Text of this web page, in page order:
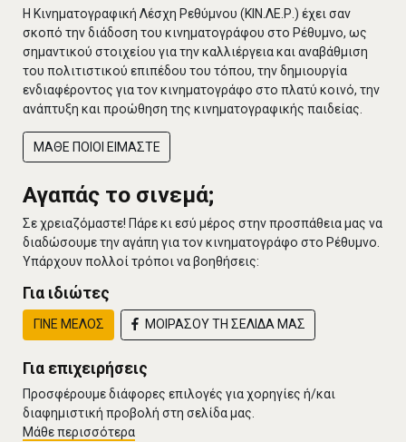
Η Κινηματογραφική Λέσχη Ρεθύμνου (ΚΙΝ.ΛΕ.Ρ.) έχει σαν
σκοπό την διάδοση του κινηματογράφου στο Ρέθυμνο, ως
σημαντικού στοιχείου για την καλλιέργεια και αναβάθμιση
του πολιτιστικού επιπέδου του τόπου, την δημιουργία
ενδιαφέροντος για τον κινηματογράφο στο πλατύ κοινό, την
ανάπτυξη και προώθηση της κινηματογραφικής παιδείας.
ΜΑΘΕ ΠΟΙΟΙ ΕΙΜΑΣΤΕ
Αγαπάς το σινεμά;
Σε χρειαζόμαστε! Πάρε κι εσύ μέρος στην προσπάθεια μας να
διαδώσουμε την αγάπη για τον κινηματογράφο στο Ρέθυμνο.
Υπάρχουν πολλοί τρόποι να βοηθήσεις:
Για ιδιώτες
ΓΙΝΕ ΜΕΛΟΣ ΜΟΙΡΑΣΟΥ ΤΗ ΣΕΛΙΔΑ ΜΑΣ
Για επιχειρήσεις
Προσφέρουμε διάφορες επιλογές για χορηγίες ή/και
διαφημιστική προβολή στη σελίδα μας.
Μάθε περισσότερα